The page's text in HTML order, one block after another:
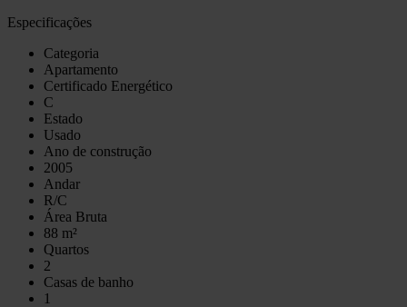
Especificações
Categoria
Apartamento
Certificado Energético
C
Estado
Usado
Ano de construção
2005
Andar
R/C
Área Bruta
88 m²
Quartos
2
Casas de banho
1